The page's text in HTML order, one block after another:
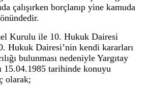
çalışırken borçlanıp yine kamuda
Kurulu ile 10. Hukuk Dairesi
Hukuk Dairesi’nin kendi kararları
bulunması nedeniyle Yargıtay
tarihinde konuyu
olarak;